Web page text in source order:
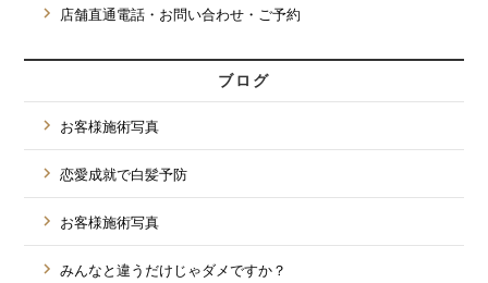
店舗直通電話・お問い合わせ・ご予約
ブログ
お客様施術写真
恋愛成就で白髪予防
お客様施術写真
みんなと違うだけじゃダメですか？